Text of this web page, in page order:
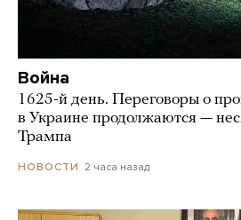
Война
1625-й день. Переговоры о
в Украине продолжаются —
Трампа
НОВОСТИ 2 часа назад